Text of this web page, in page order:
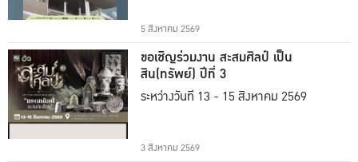
5 สิงหาคม 2569
ขอเชิญร่วมงาน สะสมศิลป์ เป็น
สิน(ทรัพย์) ปีที่ 3
ระหว่างวันที่ 13 - 15 สิงหาคม 2569
3 สิงหาคม 2569